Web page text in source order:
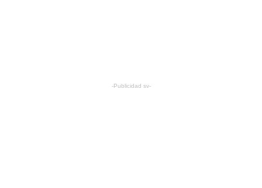
-Publicidad sv-